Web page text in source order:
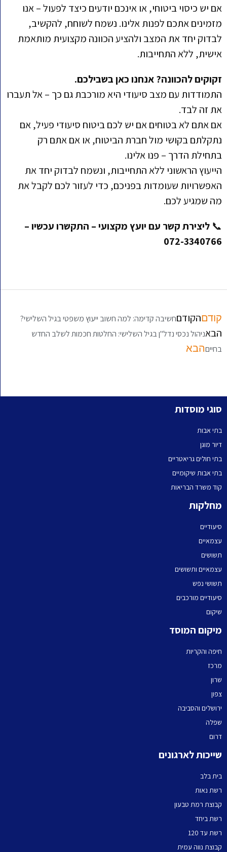
אם יש כיסוי ביטוחי, או אינכם יודעים כיצד לפעול – אנו
מזמינים אתכם לפנות אלינו. נשמח לשוחח, להקשיב,
לבדוק יחד את המצב ולהציע הכוונה מקצועית מותאמת
אישית, ללא התחייבות.
זקוקים להכוונה? אנחנו כאן בשבילכם.
התמודדות עם מצב סיעודי היא מורכבת גם כך – אל תעברו
את זה לבד.
אם אתם לא בטוחים אם יש לכם ביטוח סיעודי פעיל, אם
נתקלתם בקושי מול חברת הביטוח, או אם אתם רק
בתחילת הדרך – פנו אלינו.
הייעוץ הראשוני ללא התחייבות, ונשמח לבדוק יחד את
האפשרויות שעומדות בפניכם, כדי לעזור לכם לקבל את
מה שמגיע לכם.
📞 ליצירת קשר עם יועץ מקצועי – התקשרו עכשיו –
072-3340766
קודםהקודםחשיבה קדימה: למה חשוב ייעוץ משפטי בגיל השלישי?
הבאניהול נכסי נדל"ן בגיל השלישי: החלטות חכמות לשלב החדש
בחייםהבא
סוגי מוסדות
בתי אבות
דיור מוגן
בתי חולים גריאטריים
בתי אבות שיקומיים
קוד משרד הבריאות
מחלקות
סיעודיים
עצמאיים
תשושים
עצמאיים ותשושים
תשושי נפש
סיעודיים מורכבים
שיקום
מיקום המוסד
חיפה והקריות
מרכז
שרון
צפון
ירושלים והסביבה
שפלה
דרום
שייכות לארגונים
בית בלב
רשת נאות
קבוצת רמת טבעון
רשת ביחד
רשת עד 120
קבוצת נווה עמית